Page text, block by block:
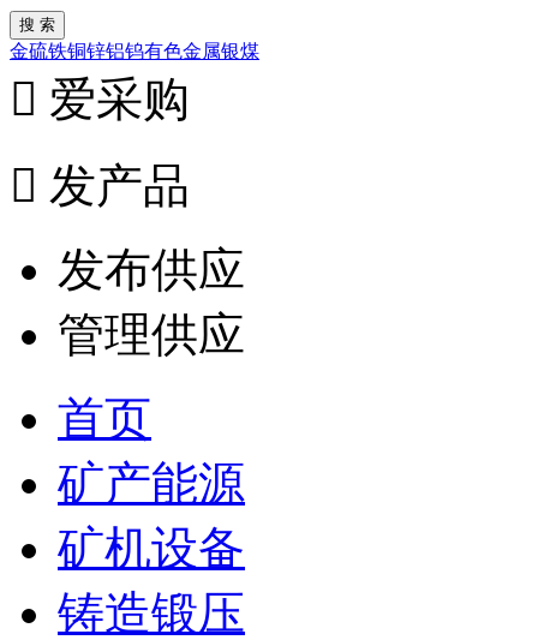
金硫铁铜锌铝钨有色金属银煤
 爱采购
 发产品
发布供应
管理供应
首页
矿产能源
矿机设备
铸造锻压